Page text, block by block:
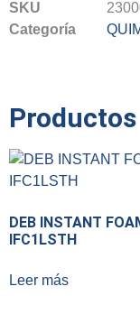
SKU
Categoría
DEB INSTANT
IFC1LSTH
Leer más